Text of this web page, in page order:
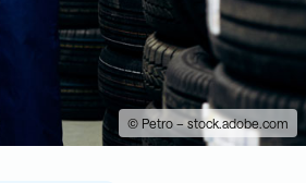
© Petro – stock.adobe.com